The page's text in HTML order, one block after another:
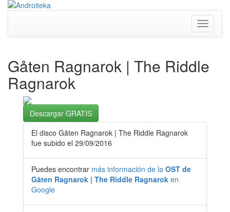
Toggle
Gåten Ragnarok | The Riddle
Ragnarok
Descargar GRATIS
El disco Gåten Ragnarok | The Riddle Ragnarok
fue subido el 29/09/2016
Puedes encontrar más información de la OST de
Gåten Ragnarok | The Riddle Ragnarok en
Google